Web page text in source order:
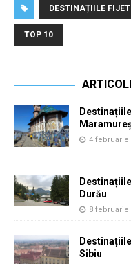
DESTINAȚIILE FIJET
TOP 10
4 februarie
Durău
8 februarie
Sibiu